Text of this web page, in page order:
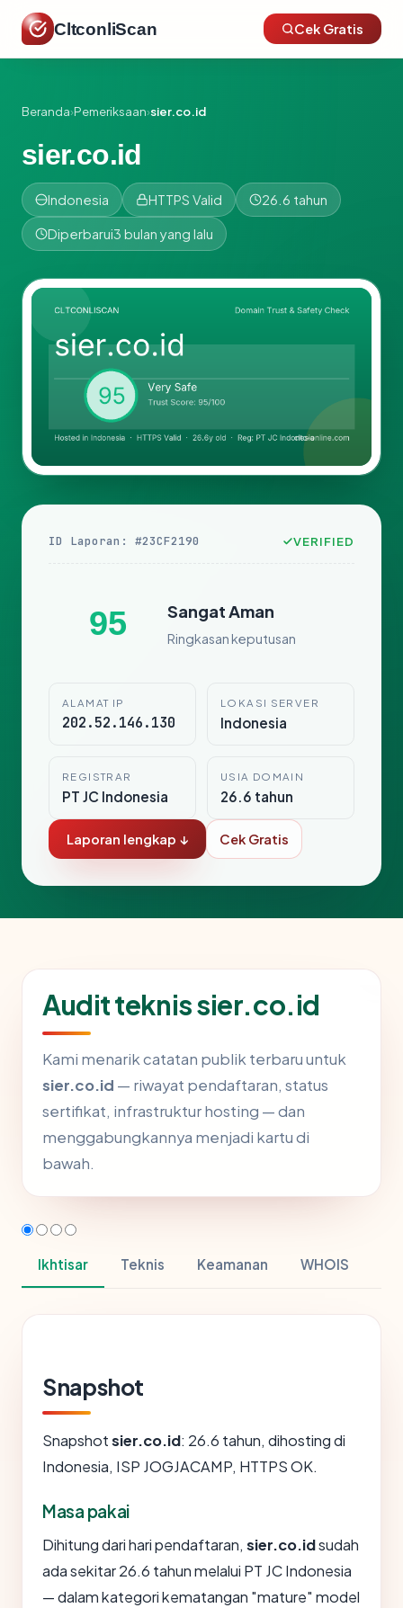
CltconliScan Cek Gratis
Beranda›Pemeriksaan›sier.co.id
sier.co.id
Indonesia HTTPS Valid 26.6 tahun
Diperbarui3 bulan yang lalu
ID Laporan: #23CF2190 VERIFIED
95 Sangat Aman
Ringkasan keputusan
ALAMAT IP
202.52.146.130
LOKASI SERVER
Indonesia
REGISTRAR
PT JC Indonesia
USIA DOMAIN
26.6 tahun
Laporan lengkap ↓ Cek Gratis
Audit teknis sier.co.id
Kami menarik catatan publik terbaru untuk
sier.co.id — riwayat pendaftaran, status
sertifikat, infrastruktur hosting — dan
menggabungkannya menjadi kartu di
bawah.
Ikhtisar Teknis Keamanan WHOIS
Snapshot
Snapshotsier.co.id: 26.6 tahun, dihosting di
Indonesia, ISP JOGJACAMP, HTTPS OK.
Masa pakai
Dihitung dari hari pendaftaran, sier.co.idsudah
ada sekitar 26.6 tahun melalui PT JC Indonesia
— dalam kategori kematangan "mature" model